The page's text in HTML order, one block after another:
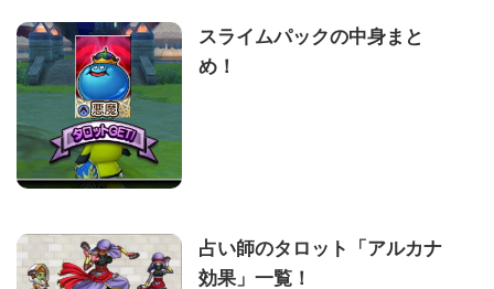
スライムパックの中身まと
め！
占い師のタロット「アルカナ
効果」一覧！